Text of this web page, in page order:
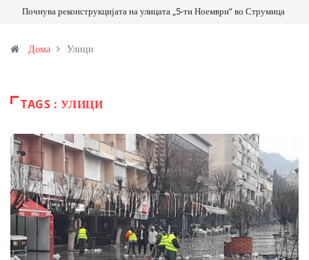
Почнува реконструкцијата на улицата „5-ти Ноември“ во Струмица
Дома Улици
TAGS : УЛИЦИ